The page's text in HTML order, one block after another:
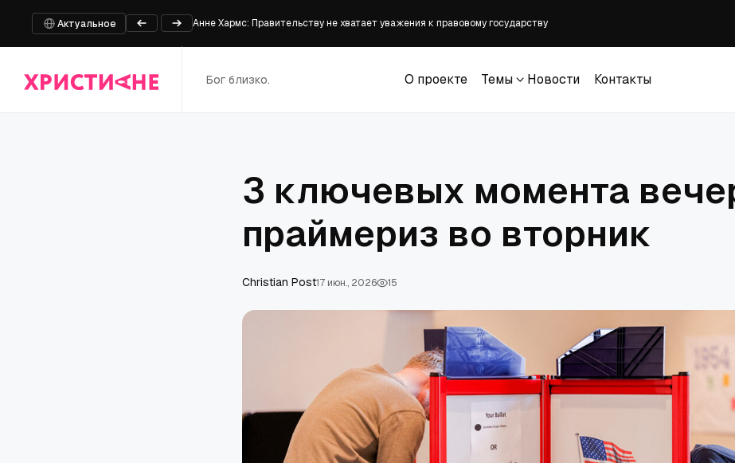
Актуальное
Анне Хармс: Правительству не хватает уважения к правовому государству
5 родительских прав, которые вы должны знать до возвращения ребёнка в школу
Университет штата Оклахома перевёл советника, отчитавшего студента за чествование Чарли Кирка
Бог близко.
О проекте
Темы
Новости
Контакты
3 ключевых момента
праймериз во вторник
Сhristian Post17 июн., 2026 15